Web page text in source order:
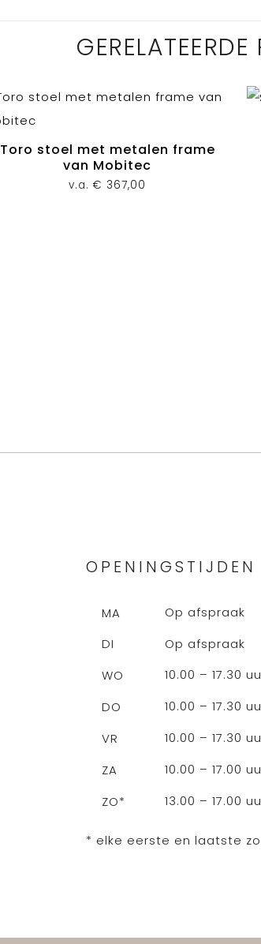
Toro stoel met metalen frame
van Mobitec
v.a.€ 367,00
OPENINGSTIJDEN
MA
Op afspraak
DI
Op afspraak
WO
10.00 – 17.30
DO
10.00 – 17.30
VR
10.00 – 17.30
ZA
10.00 – 17.00
ZO*
13.00 – 17.00
* elke eerste en laatste